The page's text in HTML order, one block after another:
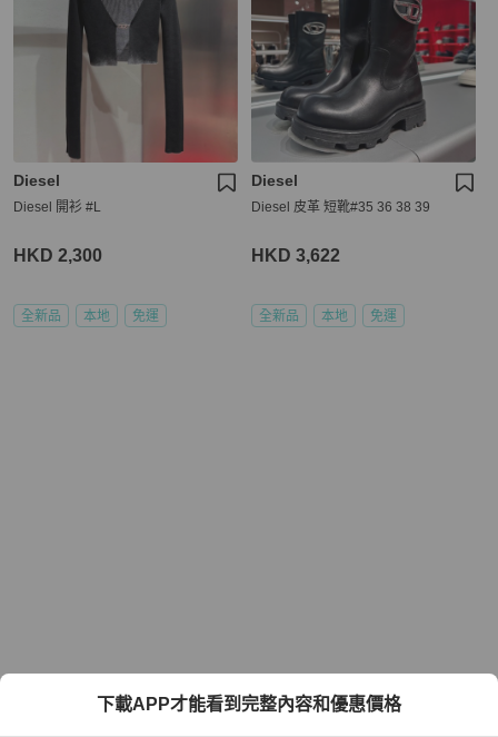
Diesel
Diesel 開衫 #L
HKD 2,300
全新品 本地 免運
Diesel
Diesel 皮革 短靴#35 36 38 39
HKD 3,622
全新品 本地 免運
下載APP才能看到完整內容和優惠價格